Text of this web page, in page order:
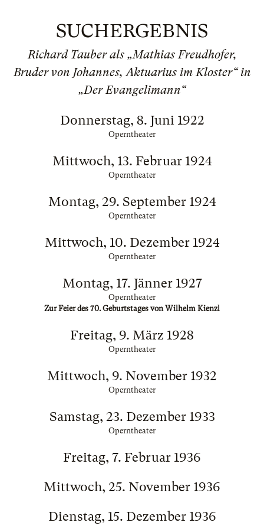
SUCHERGEBNIS
Richard Tauber als „Mathias Freudhofer,
Bruder von Johannes, Aktuarius im Kloster“ in
„Der Evangelimann“
Donnerstag, 8. Juni 1922
Operntheater
Mittwoch, 13. Februar 1924
Operntheater
Montag, 29. September 1924
Operntheater
Mittwoch, 10. Dezember 1924
Operntheater
Montag, 17. Jänner 1927
Operntheater
Zur Feier des 70. Geburtstages von Wilhelm Kienzl
Freitag, 9. März 1928
Operntheater
Mittwoch, 9. November 1932
Operntheater
Samstag, 23. Dezember 1933
Operntheater
Freitag, 7. Februar 1936
Mittwoch, 25. November 1936
Dienstag, 15. Dezember 1936